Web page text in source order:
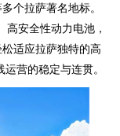
个拉萨著名地标。
安全性动力电池，
适应拉萨独特的高
营的稳定与连贯。